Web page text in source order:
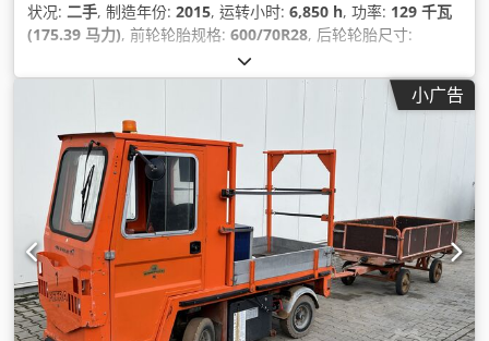
状况: 二手, 制造年份: 2015, 运转小时: 6,850 h, 功率: 129 千瓦
(175.39 马力), 前轮轮胎规格: 600/70R28, 后轮轮胎尺寸:
压缩空气制动器
小广告